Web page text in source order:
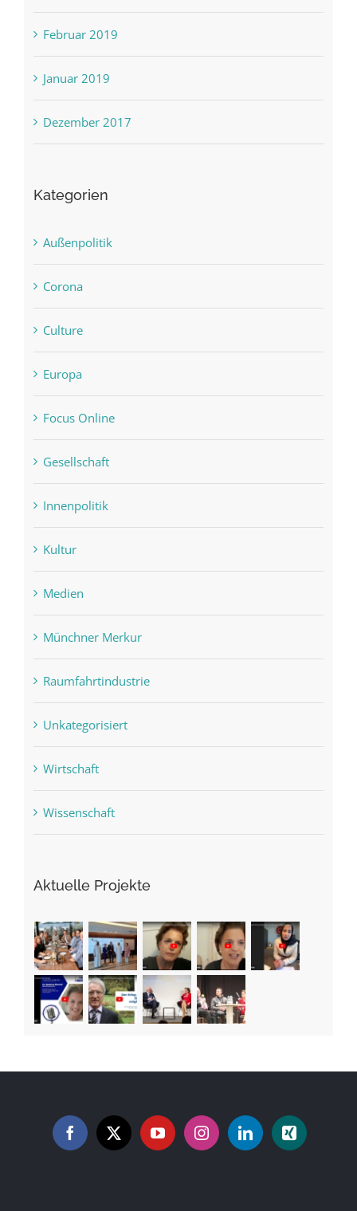
Februar 2019
Januar 2019
Dezember 2017
Kategorien
Außenpolitik
Corona
Culture
Europa
Focus Online
Gesellschaft
Innenpolitik
Kultur
Medien
Münchner Merkur
Raumfahrtindustrie
Unkategorisiert
Wirtschaft
Wissenschaft
Aktuelle Projekte